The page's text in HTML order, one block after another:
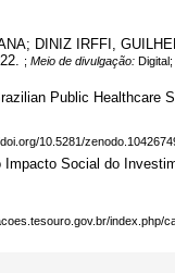
DINIZ IRFFI,
; Meio de divulgação:
Public Healthcare
10.5281/
Social do
index.php/